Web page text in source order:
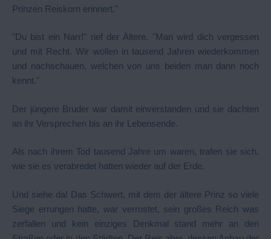
Prinzen Reiskorn erinnert."
"Du bist ein Narr!" rief der Ältere. "Man wird dich vergessen
und mit Recht. Wir wollen in tausend Jahren wiederkommen
und nachschauen, welchen von uns beiden man dann noch
kennt."
Der jüngere Bruder war damit einverstanden und sie dachten
an ihr Versprechen bis an ihr Lebensende.
Als nach ihrem Tod tausend Jahre um waren, trafen sie sich,
wie sie es verabredet hatten wieder auf der Erde.
Und siehe da! Das Schwert, mit dem der ältere Prinz so viele
Siege errungen hatte, war verrostet, sein großes Reich was
zerfallen und kein einziges Denkmal stand mehr an den